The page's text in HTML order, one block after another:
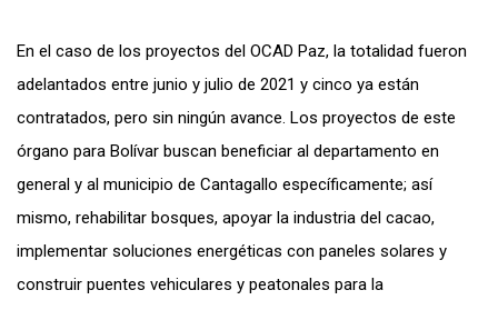
En el caso de los proyectos del OCAD Paz, la totalidad fueron
adelantados entre junio y julio de 2021 y cinco ya están
contratados, pero sin ningún avance. Los proyectos de este
órgano para Bolívar buscan beneficiar al departamento en
general y al municipio de Cantagallo específicamente; así
mismo, rehabilitar bosques, apoyar la industria del cacao,
implementar soluciones energéticas con paneles solares y
construir puentes vehiculares y peatonales para la